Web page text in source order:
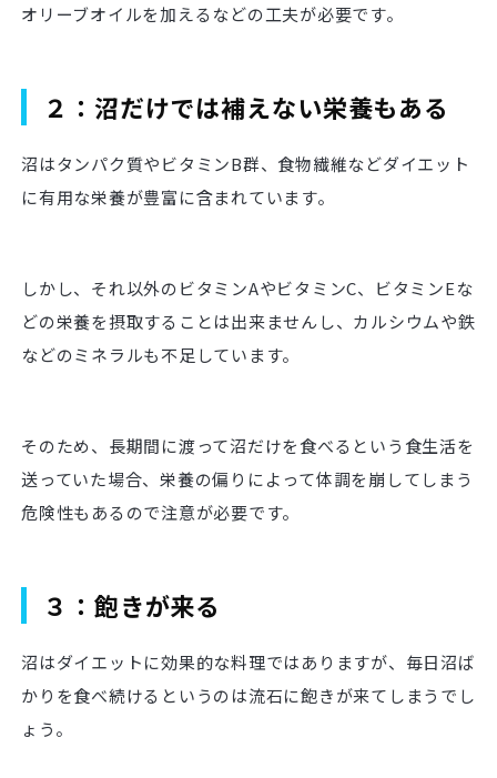
オリーブオイルを加えるなどの工夫が必要です。
２：沼だけでは補えない栄養もある
沼はタンパク質やビタミンB群、食物繊維などダイエット
に有用な栄養が豊富に含まれています。
しかし、それ以外のビタミンAやビタミンC、ビタミンEな
どの栄養を摂取することは出来ませんし、カルシウムや鉄
などのミネラルも不足しています。
そのため、長期間に渡って沼だけを食べるという食生活を
送っていた場合、栄養の偏りによって体調を崩してしまう
危険性もあるので注意が必要です。
３：飽きが来る
沼はダイエットに効果的な料理ではありますが、毎日沼ば
かりを食べ続けるというのは流石に飽きが来てしまうでし
ょう。